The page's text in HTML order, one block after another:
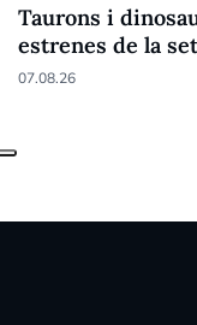
Taurons i
estrenes de la
07.08.26